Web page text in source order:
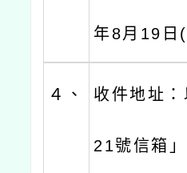
年8月19日
４、 收件地址
21號信箱